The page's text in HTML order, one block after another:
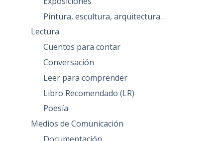
Pintura, escultura, arquitectura…
Lectura
Cuentos para contar
Conversación
Leer para comprender
Libro Recomendado (LR)
Poesía
Medios de Comunicación